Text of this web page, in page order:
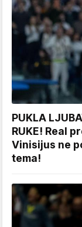
PUKLA
RUKE! Real
Vinisijus ne
tema!